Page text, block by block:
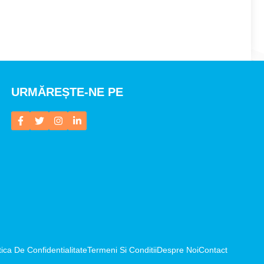
URMĂREȘTE-NE PE
De ConfidentialitateTermeni Si ConditiiDespre NoiContact